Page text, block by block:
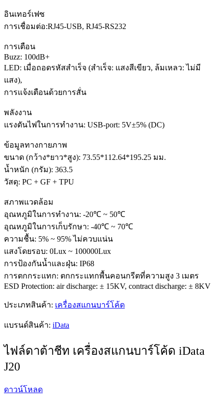
อินเทอร์เฟซ
การเชื่อมต่อ:RJ45-USB, RJ45-RS232
การเตือน
Buzz: 100dB+
LED: เมื่อถอดรหัสสำเร็จ (สำเร็จ: แสงสีเขียว, ล้มเหลว: ไม่มี
แสง),
การแจ้งเตือนด้วยการสั่น
พลังงาน
แรงดันไฟในการทำงาน: USB-port: 5V±5% (DC)
ข้อมูลทางกายภาพ
ขนาด (กว้าง*ยาว*สูง): 73.55*112.64*195.25 มม.
น้ำหนัก (กรัม): 363.5
วัสดุ: PC + GF + TPU
สภาพแวดล้อม
อุณหภูมิในการทำงาน: -20℃ ~ 50℃
อุณหภูมิในการเก็บรักษา: -40℃ ~ 70℃
ความชื้น: 5% ~ 95% ไม่ควบแน่น
แสงโดยรอบ: 0Lux ~ 100000Lux
การป้องกันน้ำและฝุ่น: IP68
การตกกระแทก: ตกกระแทกพื้นคอนกรีตที่ความสูง 3 เมตร
ESD Protection: air discharge: ± 15KV, contract discharge: ± 8KV
ประเภทสินค้า: เครื่องสแกนบาร์โค้ด
แบรนด์สินค้า: iData
ไฟล์ดาต้าชีท เครื่องสแกนบาร์โค้ด iData
J20
ดาวน์โหลด